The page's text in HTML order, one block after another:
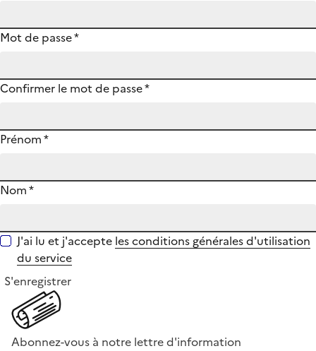
Mot de passe*
Confirmer le mot de passe*
Prénom*
Nom*
J'ai lu et j'accepte les conditions générales d'utilisation
du service
S'enregistrer
Abonnez-vous à notre lettre d'information